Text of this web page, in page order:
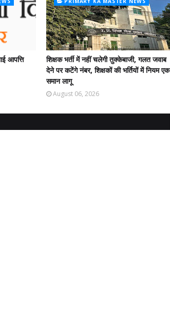
आपत्ति
शिक्षक भर्ती में नहीं चलेगी तुक्केबाजी, गलत जवाब
देने पर कटेंगे नंबर, शिक्षकों की भर्तियों में नियम एक
समान लागू
August 06, 2026